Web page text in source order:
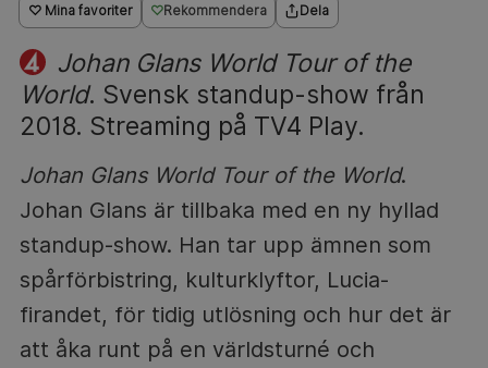
♡ Mina favoriter Rekommendera Dela
Johan Glans World Tour of the
World. Svensk standup-show från
2018. Streaming på TV4 Play.
Johan Glans World Tour of the World.
Johan Glans är tillbaka med en ny hyllad
standup-show. Han tar upp ämnen som
spårförbistring, kulturklyftor, Lucia-
firandet, för tidig utlösning och hur det är
att åka runt på en världsturné och